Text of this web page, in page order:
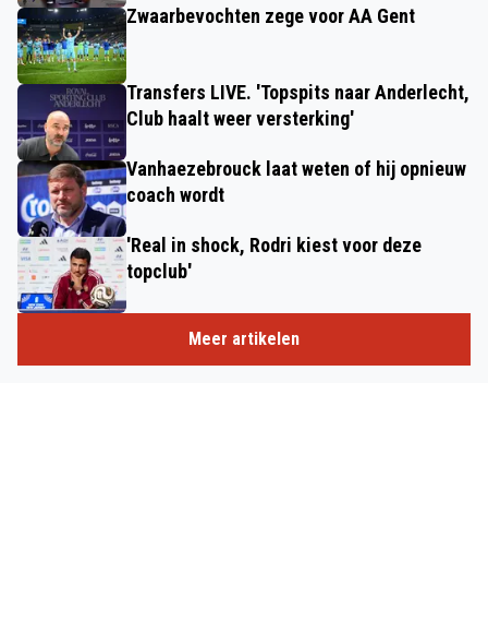
Zwaarbevochten zege voor AA Gent
Transfers LIVE. 'Topspits naar Anderlecht,
Club haalt weer versterking'
Vanhaezebrouck laat weten of hij opnieuw
coach wordt
'Real in shock, Rodri kiest voor deze
topclub'
Meer artikelen